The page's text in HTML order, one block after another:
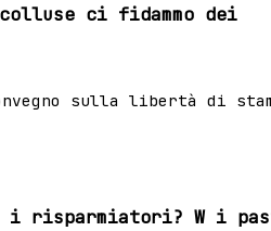
ci fidammo dei
sulla libertà di
i risparmiatori? W i